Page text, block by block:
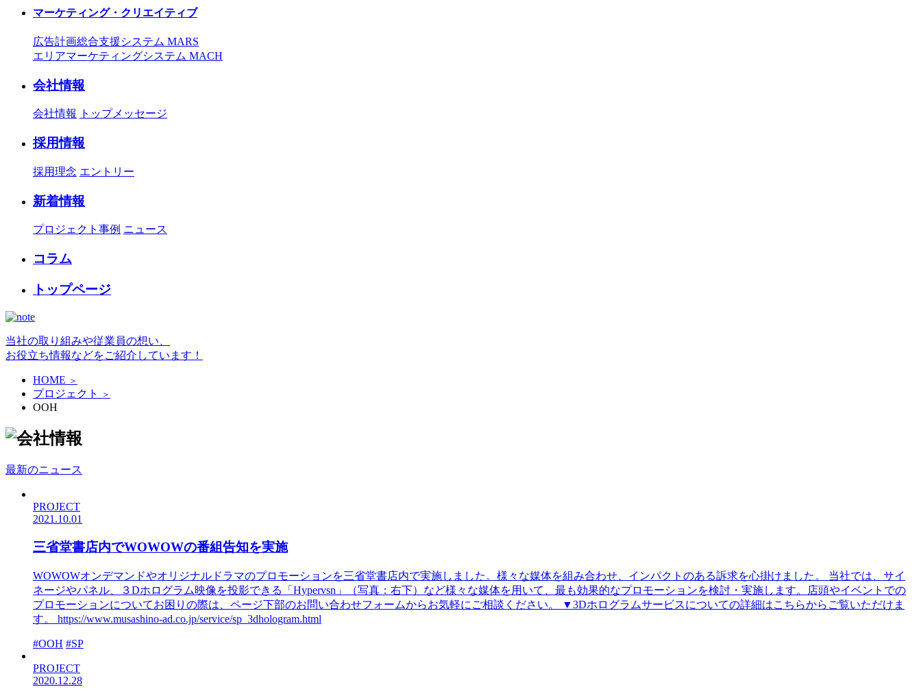
マーケティング・クリエイティブ
広告計画総合支援システム MARS
エリアマーケティングシステム MACH
会社情報
会社情報 トップメッセージ
採用情報
採用理念 エントリー
新着情報
プロジェクト事例 ニュース
コラム
トップページ
当社の取り組みや従業員の想い、
お役立ち情報などをご紹介しています！
HOME ＞
プロジェクト ＞
OOH
最新のニュース
PROJECT
2021.10.01
三省堂書店内でWOWOWの番組告知を実施
WOWOWオンデマンドやオリジナルドラマのプロモーションを三省堂書店内で実施しました。様々な媒体を組み合わせ、インパクトのある訴求を心掛けました。 当社では、サイ
ネージやパネル、３Dホログラム映像を投影できる「Hypervsn」（写真：右下）など様々な媒体を用いて、最も効果的なプロモーションを検討・実施します。店頭やイベントでの
プロモーションについてお困りの際は、ページ下部のお問い合わせフォームからお気軽にご相談ください。 ▼3Dホログラムサービスについての詳細はこちらからご覧いただけま
す。 https://www.musashino-ad.co.jp/service/sp_3dhologram.html
#OOH #SP
PROJECT
2020.12.28